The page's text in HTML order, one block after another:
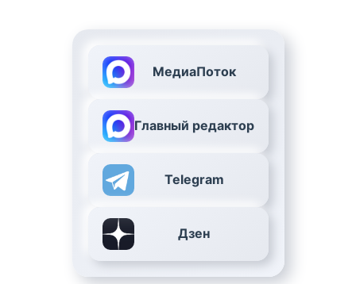
МедиаПоток
Главный редактор
Telegram
Дзен